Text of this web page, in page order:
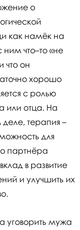
о
как намёк на
ним что–то «не
что он
хорошо
с ролью
или отца. На
терапия –
для
партнёра
в развитие
и улучшить их
уговорить мужа